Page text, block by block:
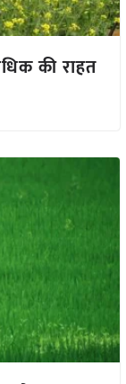
की राहत